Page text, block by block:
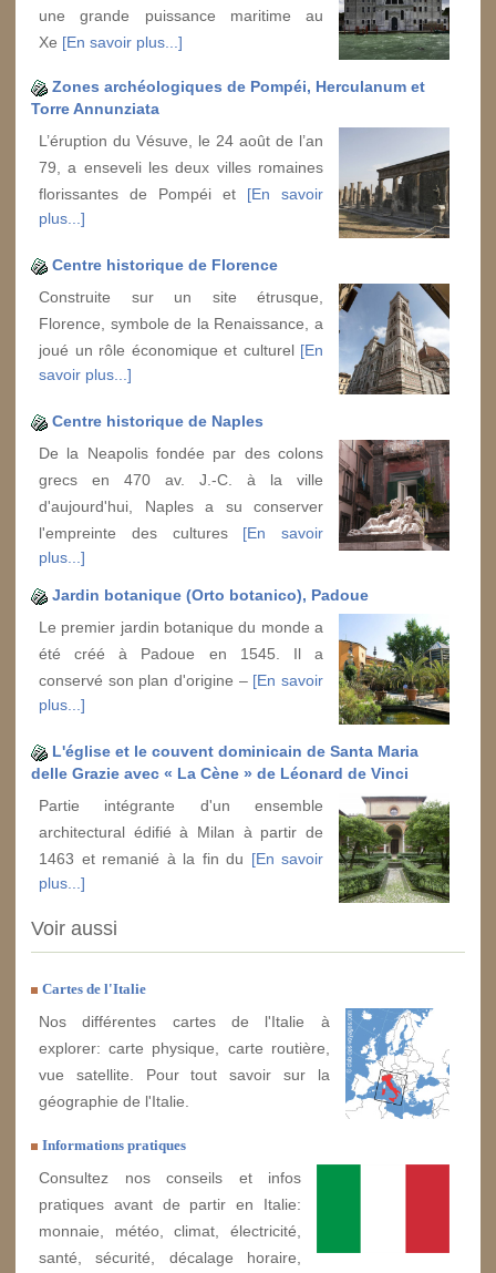
une grande puissance maritime au
Xe [En savoir plus...]
Zones archéologiques de Pompéi, Herculanum et
Torre Annunziata
L’éruption du Vésuve, le 24 août de l’an
79, a enseveli les deux villes romaines
florissantes de Pompéi et [En savoir
plus...]
Centre historique de Florence
Construite sur un site étrusque,
Florence, symbole de la Renaissance, a
joué un rôle économique et culturel [En
savoir plus...]
Centre historique de Naples
De la Neapolis fondée par des colons
grecs en 470 av. J.-C. à la ville
d'aujourd'hui, Naples a su conserver
l'empreinte des cultures [En savoir
plus...]
Jardin botanique (Orto botanico), Padoue
Le premier jardin botanique du monde a
été créé à Padoue en 1545. Il a
conservé son plan d'origine – [En savoir
plus...]
L'église et le couvent dominicain de Santa Maria
delle Grazie avec « La Cène » de Léonard de Vinci
Partie intégrante d'un ensemble
architectural édifié à Milan à partir de
1463 et remanié à la fin du [En savoir
plus...]
Voir aussi
Cartes de l'Italie
Nos différentes cartes de l'Italie à
explorer: carte physique, carte routière,
vue satellite. Pour tout savoir sur la
géographie de l'Italie.
Informations pratiques
Consultez nos conseils et infos
pratiques avant de partir en Italie:
monnaie, météo, climat, électricité,
santé, sécurité, décalage horaire,